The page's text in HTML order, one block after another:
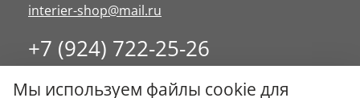
interier-shop@mail.ru
+7 (924) 722-25-26
8 (4234) 32-17-89
Мы используем файлы cookie для